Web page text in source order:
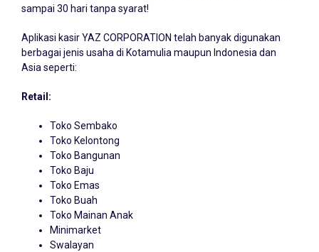
sampai 30 hari tanpa syarat!
Aplikasi kasir YAZ CORPORATION telah banyak digunakan
berbagai jenis usaha di Kotamulia maupun Indonesia dan
Asia seperti:
Retail:
Toko Sembako
Toko Kelontong
Toko Bangunan
Toko Baju
Toko Emas
Toko Buah
Toko Mainan Anak
Minimarket
Swalayan